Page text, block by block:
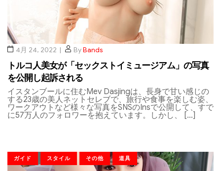
4月 24, 2022 ByBands
トルコ人美女が「セックストイミュージアム」の写真
を公開し起訴される
イスタンブールに住むMev Dasjingは、長身で甘い感じの
する23歳の美人ネットセレブで、旅行や食事を楽しむ姿、
ワークアウトなど様々な写真をSNSのInsで公開して、すで
に57万人のフォロワーを抱えています。しかし、 […]
ガイド スタイル その他 道具